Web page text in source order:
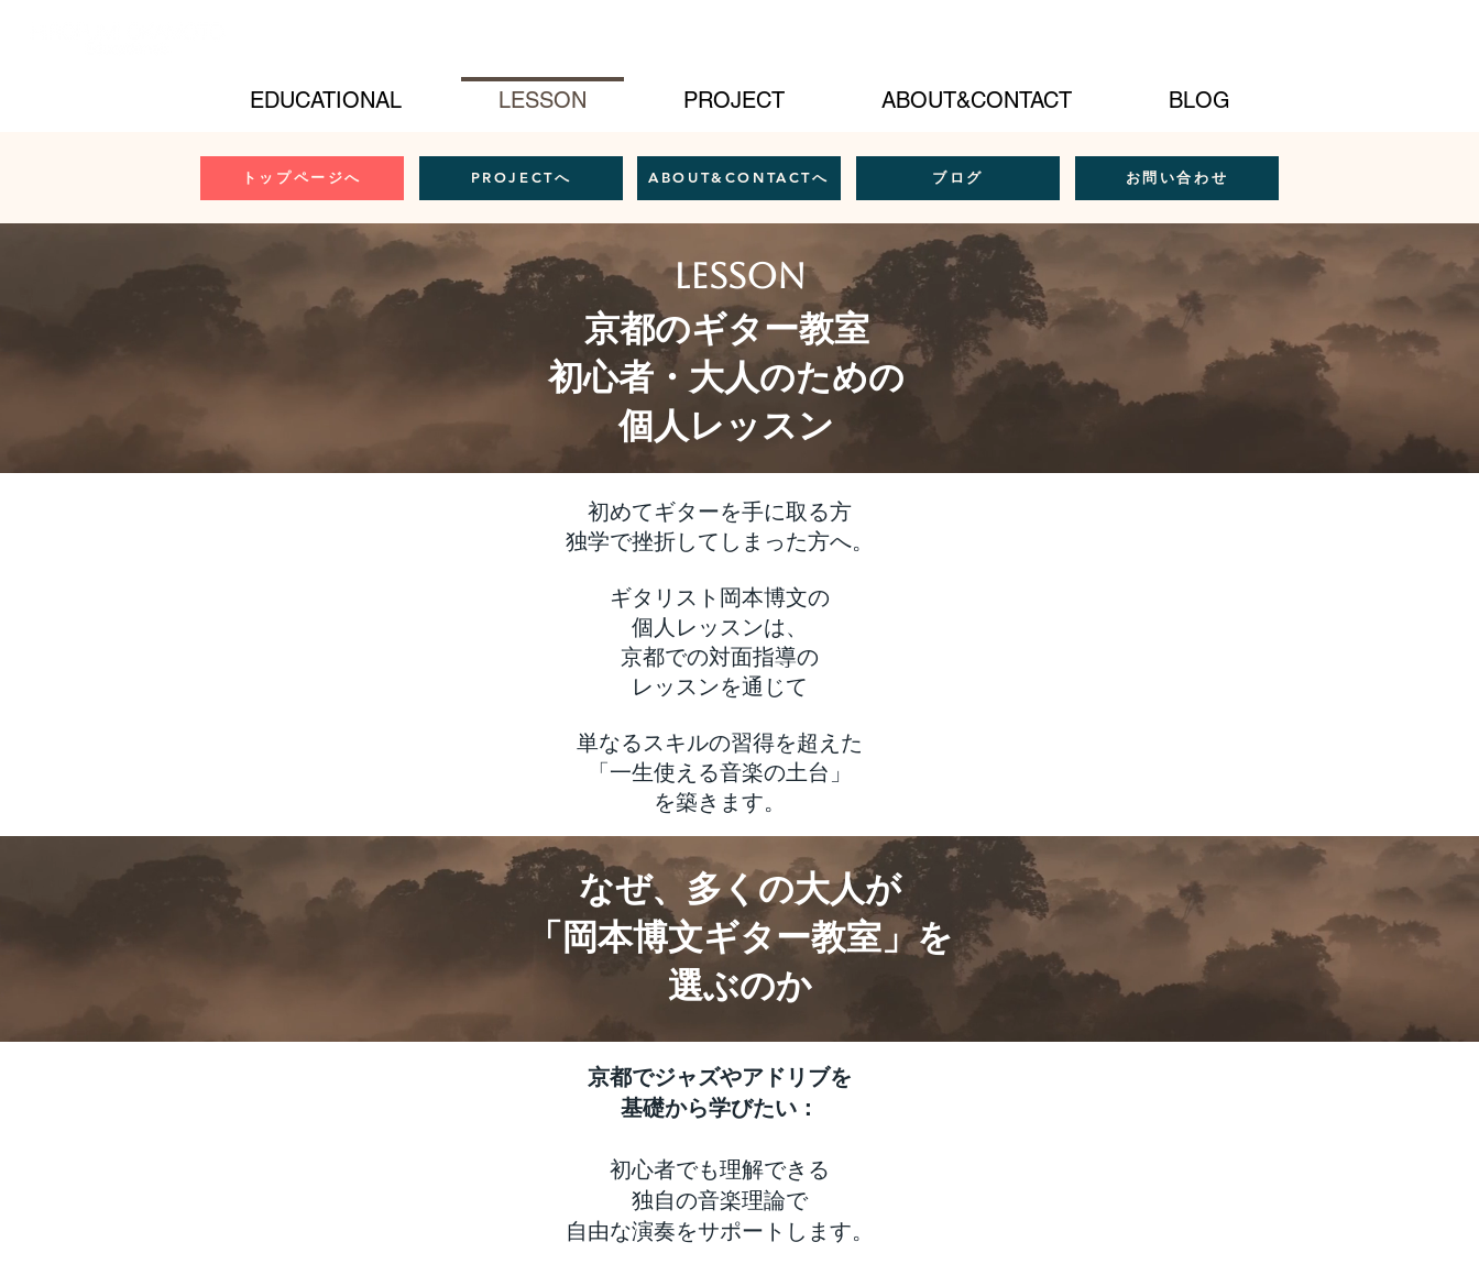
EDUCATIONAL LESSON PROJECT ABOUT&CONTACT BLOG
トップページへ PROJECTへ ABOUT&CONTACTへ ブログ お問い合わせ
lesson
京都のギター教室
初心者・大人のための
個人レッスン
初めてギターを手に取る方
独学で挫折してしまった方へ。
ギタリスト岡本博文の
個人レッスンは、
京都での対面指導の
レッスンを通じて
単なるスキルの習得を超えた
「一生使える音楽の土台」
を築きます。
なぜ、多くの大人が
「岡本博文ギター教室」を
選ぶのか
京都でジャズやアドリブを
基礎から学びたい：
初心者でも理解できる
独自の音楽理論で
自由な演奏をサポートします。